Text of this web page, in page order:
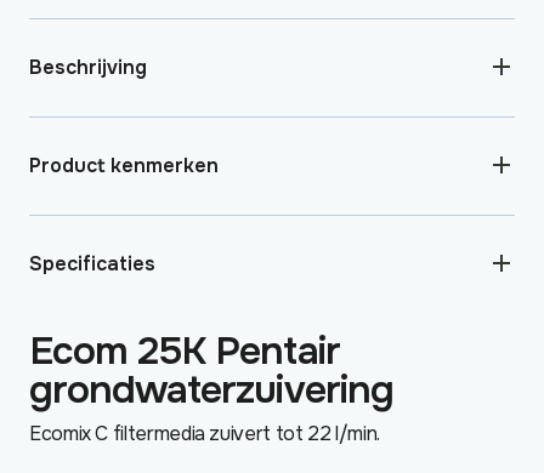
Beschrijving
Product kenmerken
Specificaties
Ecom 25K Pentair
grondwaterzuivering
Ecomix C filtermedia zuivert tot 22 l/min.